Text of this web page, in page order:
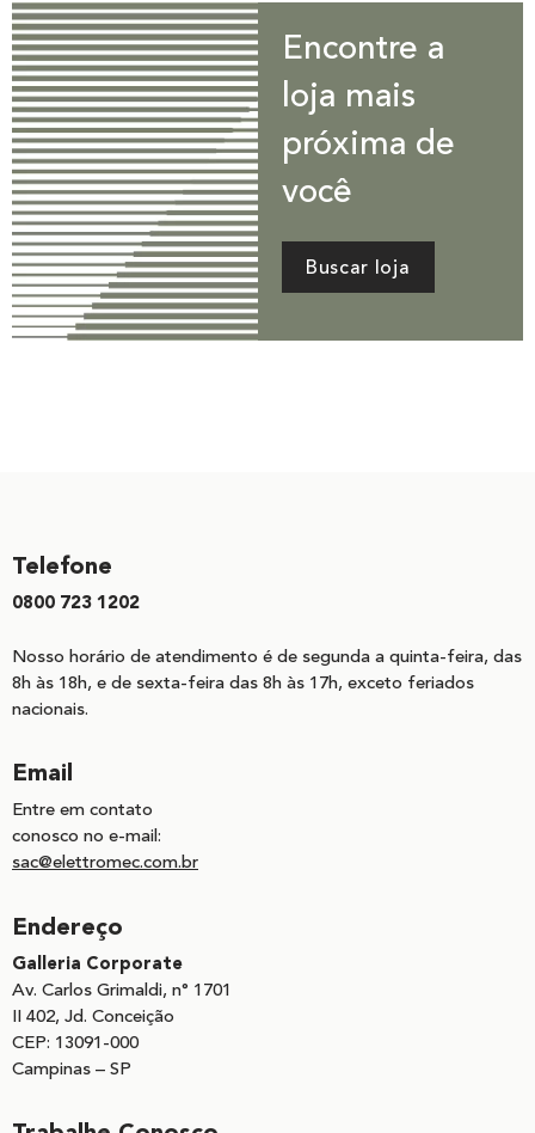
Encontre a
loja mais
próxima de
você
Buscar loja
Telefone
0800 723 1202
Nosso horário de atendimento é de segunda a quinta-feira, das
8h às 18h, e de sexta-feira das 8h às 17h, exceto feriados
nacionais.
Email
Entre em contato
conosco no e-mail:
sac@elettromec.com.br
Endereço
Galleria Corporate
Av. Carlos Grimaldi, n° 1701
II 402, Jd. Conceição
CEP: 13091-000
Campinas – SP